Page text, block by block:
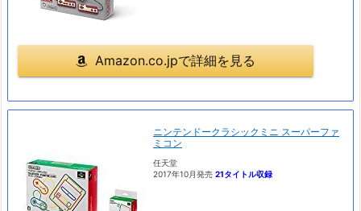
Amazon.co.jpで詳細を見る
ニンテンドークラシックミニ スーパーファ
ミコン
任天堂
2017年10月発売 21タイトル収録